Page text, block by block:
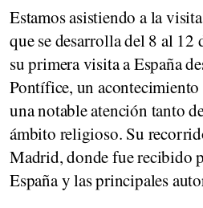
Estamos asistiendo a la
que se desarrolla del 8 al 12
su primera visita a España
Pontífice, un acontecimiento
una notable atención tanto
ámbito religioso. Su
Madrid, donde fue recibido
España y las principales